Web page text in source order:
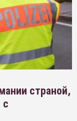
страной,
с